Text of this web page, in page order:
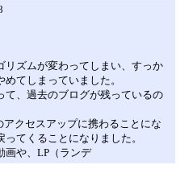
リズムが変わってしまい、すっか
てしまっていました。
て、過去のブログが残っているの
アクセスアップに携わることにな
てくることになりました。
画や、LP（ランデ